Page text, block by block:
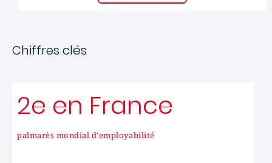
Chiffres clés
2e en France
palmarès mondial d'employabilité